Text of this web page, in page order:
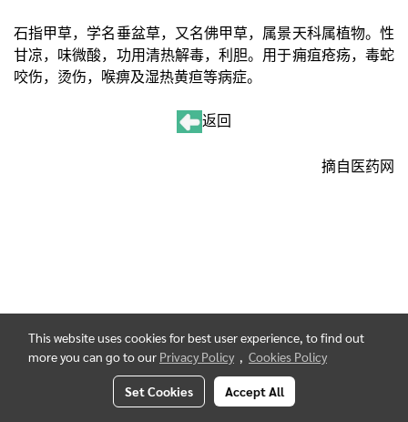
石指甲草，学名垂盆草，又名佛甲草，属景天科属植物。性
甘凉，味微酸，功用清热解毒，利胆。用于痈疽疮疡，毒蛇
咬伤，烫伤，喉痹及湿热黄疸等病症。
返回
摘自医药网
This website uses cookies for best user experience, to find out
more you can go to our Privacy Policy , Cookies Policy
Set Cookies Accept All